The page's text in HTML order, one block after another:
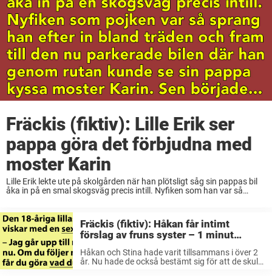
Fräckis (fiktiv): Lille Erik ser
pappa göra det förbjudna med
moster Karin
Lille Erik lekte ute på skolgården när han plötsligt såg sin pappas bil
åka in på en smal skogsväg precis intill. Nyfiken som han var så
Fräckis (fiktiv): Håkan får intimt
förslag av fruns syster – 1 minut
senare får det ofattbara konsekvenser
Håkan och Stina hade varit tillsammans i över 2
år. Nu hade de också bestämt sig för att de skulle